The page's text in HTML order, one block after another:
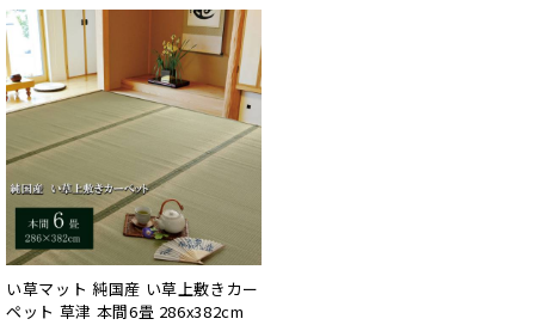
い草マット 純国産 い草上敷きカー
ペット 草津 本間6畳 286x382cm